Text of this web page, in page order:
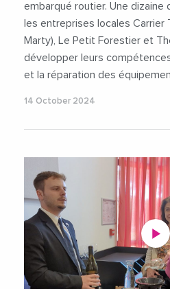
embarqué routier. Une dizaine
les entreprises locales Carrier
Marty), Le Petit Forestier et
développer leurs
et la réparation des
14 October 2024